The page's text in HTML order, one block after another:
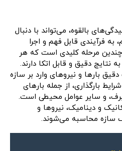
بالقوه، می‌تواند با دنبال
فرآیندی قابل فهم و اجرا
مرحله کلیدی است که هر
دقیق و قابل اتکا دارند.
بارها و نیروهای وارد بر سازه
بارگذاری، از جمله بارهای
و سایر عوامل محیطی است.
و دینامیک، نیروها و
سازه محاسبه می‌شوند.